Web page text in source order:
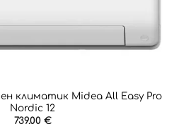
климатик Midea All Easy Pro
Nordic 12
739,00 €